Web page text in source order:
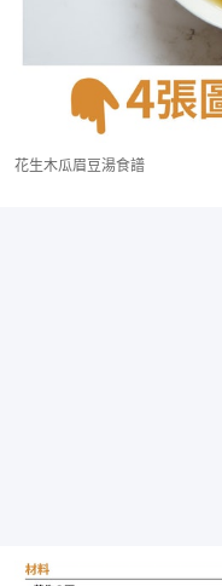
花生木瓜眉豆湯食譜